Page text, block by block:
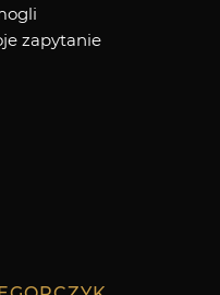
zapytanie
danych
300 Bielsko-